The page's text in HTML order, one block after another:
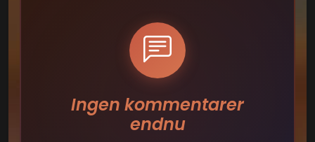
Ingen kommentarer
endnu